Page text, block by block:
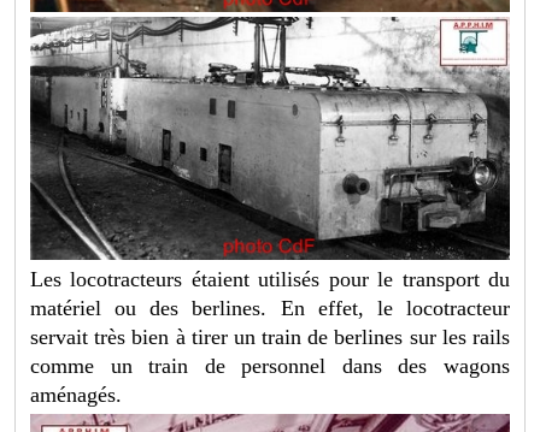
Les locotracteurs étaient utilisés pour le transport du
matériel ou des berlines. En effet, le locotracteur
servait très bien à tirer un train de berlines sur les rails
comme un train de personnel dans des wagons
aménagés.